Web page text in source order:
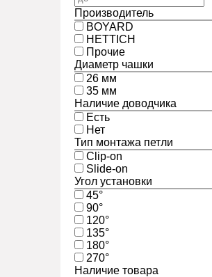
Производитель
BOYARD
HETTICH
Прочие
Диаметр чашки
26 мм
35 мм
Наличие доводчика
Есть
Нет
Тип монтажа петли
Clip-on
Slide-on
Угол установки
45°
90°
120°
135°
180°
270°
Наличие товара